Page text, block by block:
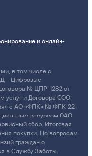
и онлайн-
в том числе с
– Цифровые
№ ЦПР-1282 от
услуг и Договора ООО
с АО «ФПК» № ФПК-22-
ресурсом ОАО
сбор. Итоговая
покупки. По вопросам
граждан о
в Службу Заботы.